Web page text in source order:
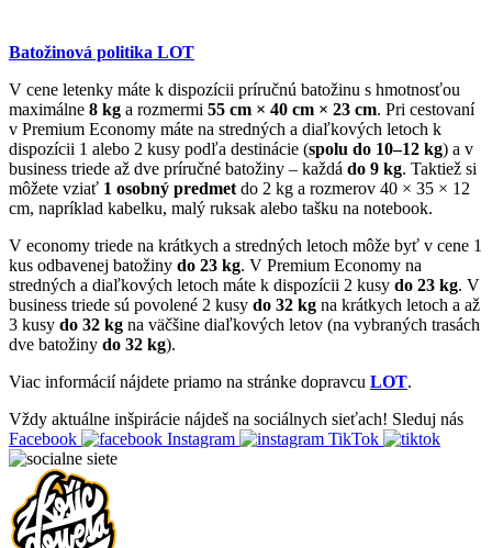
Batožinová politika LOT
V cene letenky máte k dispozícii príručnú batožinu s hmotnosťou
maximálne 8 kg a rozmermi 55 cm × 40 cm × 23 cm. Pri cestovaní
v Premium Economy máte na stredných a diaľkových letoch k
dispozícii 1 alebo 2 kusy podľa destinácie (spolu do 10–12 kg) a v
business triede až dve príručné batožiny – každá do 9 kg. Taktiež si
môžete vziať 1 osobný predmet do 2 kg a rozmerov 40 × 35 × 12
cm, napríklad kabelku, malý ruksak alebo tašku na notebook.
V economy triede na krátkych a stredných letoch môže byť v cene 1
kus odbavenej batožiny do 23 kg. V Premium Economy na
stredných a diaľkových letoch máte k dispozícii 2 kusy do 23 kg. V
business triede sú povolené 2 kusy do 32 kg na krátkych letoch a až
3 kusy do 32 kg na väčšine diaľkových letov (na vybraných trasách
dve batožiny do 32 kg).
Viac informácií nájdete priamo na stránke dopravcu LOT.
Vždy aktuálne inšpirácie nájdeš na sociálnych sieťach! Sleduj nás
Facebook
Instagram TikTok